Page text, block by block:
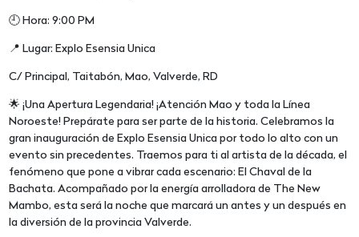
🕘 Hora: 9:00 PM
📍 Lugar: Explo Esensia Unica
C/ Principal, Taitabón, Mao, Valverde, RD
🌟 ¡Una Apertura Legendaria! ¡Atención Mao y toda la Línea
Noroeste! Prepárate para ser parte de la historia. Celebramos la
gran inauguración de Explo Esensia Unica por todo lo alto con un
evento sin precedentes. Traemos para ti al artista de la década, el
fenómeno que pone a vibrar cada escenario: El Chaval de la
Bachata. Acompañado por la energía arrolladora de The New
Mambo, esta será la noche que marcará un antes y un después en
la diversión de la provincia Valverde.